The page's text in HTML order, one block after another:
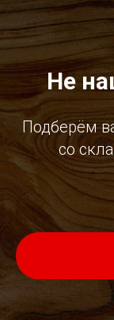
Не
Подберём
со